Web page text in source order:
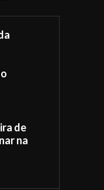
de
na